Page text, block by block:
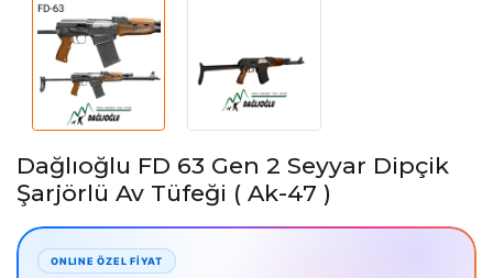
Dağlıoğlu FD 63 Gen 2 Seyyar Dipçik
Şarjörlü Av Tüfeği ( Ak-47 )